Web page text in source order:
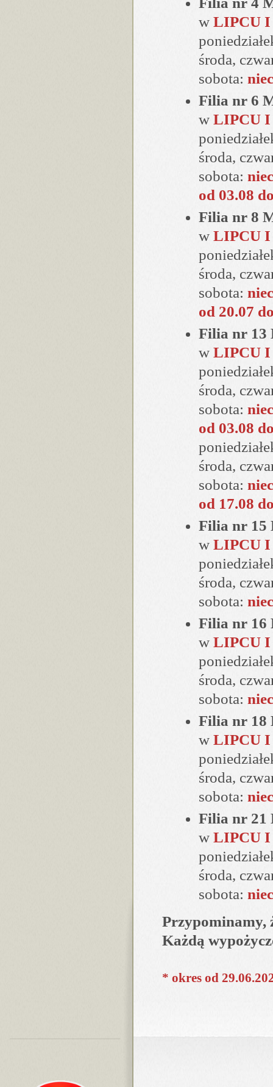
w LIPCU
środa,
sobota:
Filia nr 6
w LIPCU
środa,
sobota:
od 03.08
Filia nr 8
w LIPCU
środa,
sobota:
od 20.07
Filia nr 13
w LIPCU
środa,
sobota:
od 03.08
środa,
sobota:
od 17.08
Filia nr 15
w LIPCU
środa,
sobota:
Filia nr 16
w LIPCU
środa,
sobota:
Filia nr 18
w LIPCU
środa,
sobota:
Filia nr 21
w LIPCU
środa,
sobota:
Przypominamy,
Każdą
* okres od